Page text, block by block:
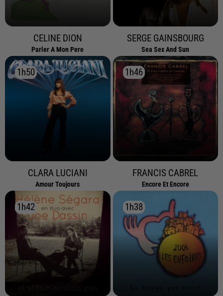
CELINE DION
Parler A Mon Pere
SERGE GAINSBOURG
Sea Sex And Sun
1h50
1h50
CLARA LUCIANI
Amour Toujours
1h46
1h46
FRANCIS CABREL
Encore Et Encore
1h42
1h42 1h38
1h38